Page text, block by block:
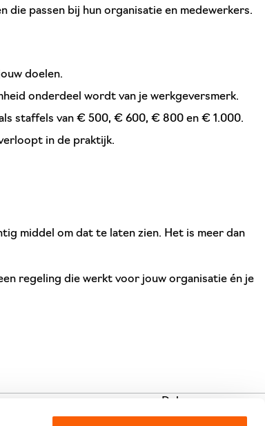
die passen bij hun organisatie en medewerkers.
doelen.
onderdeel wordt van je werkgeversmerk.
staffels van € 500, € 600, € 800 en € 1.000.
in de praktijk.
middel om dat te laten zien. Het is meer dan
regeling die werkt voor jouw organisatie én je
Delen